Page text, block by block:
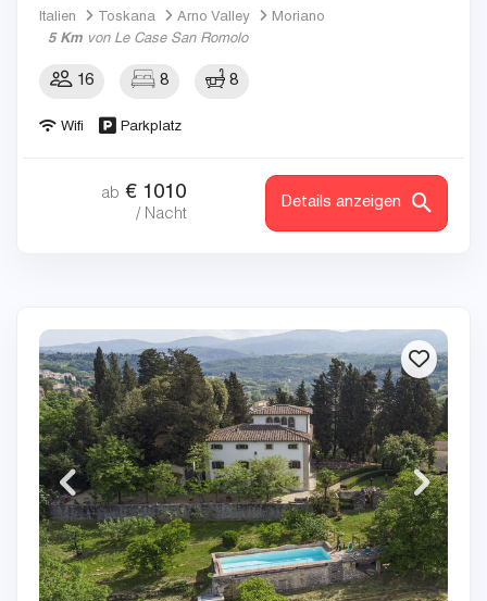
Italien Toskana Arno Valley
Moriano
5 Km von Le Case San Romolo
16 8 8
Wifi Parkplatz
ab € 1010
/ Nacht
Details anzeigen